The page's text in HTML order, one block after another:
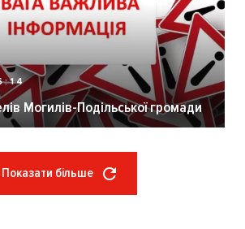
Могилів-Подільської громади
Показати більше